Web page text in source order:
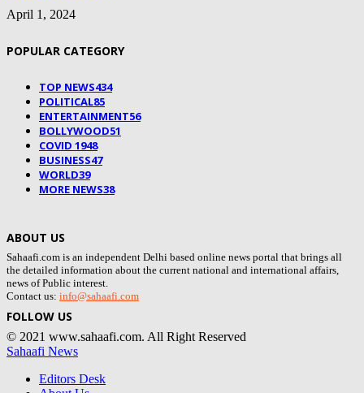
April 1, 2024
POPULAR CATEGORY
TOP NEWS434
POLITICAL85
ENTERTAINMENT56
BOLLYWOOD51
COVID 1948
BUSINESS47
WORLD39
MORE NEWS38
ABOUT US
Sahaafi.com is an independent Delhi based online news portal that brings all
the detailed information about the current national and international affairs,
news of Public interest.
Contact us: info@sahaafi.com
FOLLOW US
© 2021 www.sahaafi.com. All Right Reserved
Sahaafi News
Editors Desk